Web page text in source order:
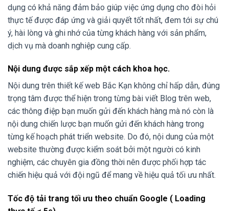
dụng có khả năng đảm bảo giúp việc ứng dụng cho đòi hỏi
thực tế được đáp ứng và giải quyết tốt nhất, đem tới sự chú
ý, hài lòng và ghi nhớ của từng khách hàng với sản phẩm,
dịch vụ mà doanh nghiệp cung cấp.
Nội dung được sắp xếp một cách khoa học.
Nội dung trên thiết kế web Bắc Kạn không chỉ hấp dẫn, đúng
trọng tâm được thể hiện trong từng bài viết Blog trên web,
các thông điệp bạn muốn gửi đến khách hàng mà nó còn là
nội dung chiến lược bạn muốn gửi đến khách hàng trong
từng kế hoạch phát triển website. Do đó, nội dung của một
website thường được kiểm soát bởi một người có kinh
nghiệm, các chuyên gia đồng thời nên được phối hợp tác
chiến hiệu quả với đội ngũ để mang về hiệu quả tối ưu nhất.
Tốc độ tải trang tối ưu theo chuẩn Google ( Loading